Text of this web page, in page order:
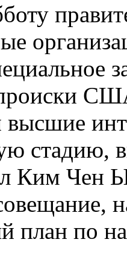
происки
высшие
стадию,
Ким Чен
план по